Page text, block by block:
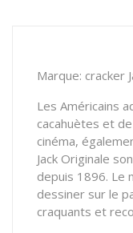
Marque: cracker
Les Américains
cacahuètes et
cinéma,
Jack Originale
depuis 1896. Le
dessiner sur le
craquants et